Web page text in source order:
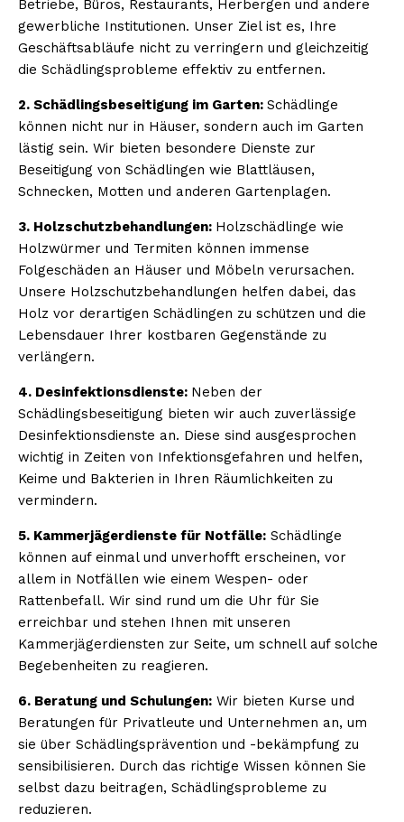
Betriebe, Büros, Restaurants, Herbergen und andere
gewerbliche Institutionen. Unser Ziel ist es, Ihre
Geschäftsabläufe nicht zu verringern und gleichzeitig
die Schädlingsprobleme effektiv zu entfernen.
2. Schädlingsbeseitigung im Garten: Schädlinge
können nicht nur in Häuser, sondern auch im Garten
lästig sein. Wir bieten besondere Dienste zur
Beseitigung von Schädlingen wie Blattläusen,
Schnecken, Motten und anderen Gartenplagen.
3. Holzschutzbehandlungen: Holzschädlinge wie
Holzwürmer und Termiten können immense
Folgeschäden an Häuser und Möbeln verursachen.
Unsere Holzschutzbehandlungen helfen dabei, das
Holz vor derartigen Schädlingen zu schützen und die
Lebensdauer Ihrer kostbaren Gegenstände zu
verlängern.
4. Desinfektionsdienste: Neben der
Schädlingsbeseitigung bieten wir auch zuverlässige
Desinfektionsdienste an. Diese sind ausgesprochen
wichtig in Zeiten von Infektionsgefahren und helfen,
Keime und Bakterien in Ihren Räumlichkeiten zu
vermindern.
5. Kammerjägerdienste für Notfälle: Schädlinge
können auf einmal und unverhofft erscheinen, vor
allem in Notfällen wie einem Wespen- oder
Rattenbefall. Wir sind rund um die Uhr für Sie
erreichbar und stehen Ihnen mit unseren
Kammerjägerdiensten zur Seite, um schnell auf solche
Begebenheiten zu reagieren.
6. Beratung und Schulungen: Wir bieten Kurse und
Beratungen für Privatleute und Unternehmen an, um
sie über Schädlingsprävention und -bekämpfung zu
sensibilisieren. Durch das richtige Wissen können Sie
selbst dazu beitragen, Schädlingsprobleme zu
reduzieren.